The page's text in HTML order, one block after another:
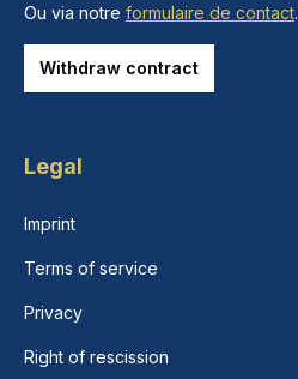
Ou via notre formulaire de contact.
Withdraw contract
Legal
Imprint
Terms of service
Privacy
Right of rescission